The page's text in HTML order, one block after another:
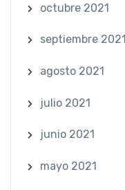
octubre 2021
septiembre 2021
agosto 2021
julio 2021
junio 2021
mayo 2021